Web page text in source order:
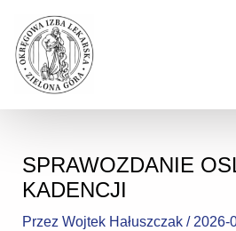
SPRAWOZDANIE
KADENCJI
PrzezWojtek Hałuszczak/ 2026-